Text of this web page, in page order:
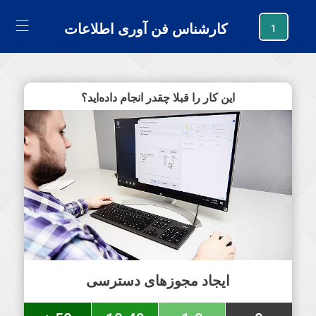
کارشناس فن آوری اطلاعات 1
این کار را قبلا چقدر انجام داده‌اید؟
ایجاد مجوزهای دسترسی